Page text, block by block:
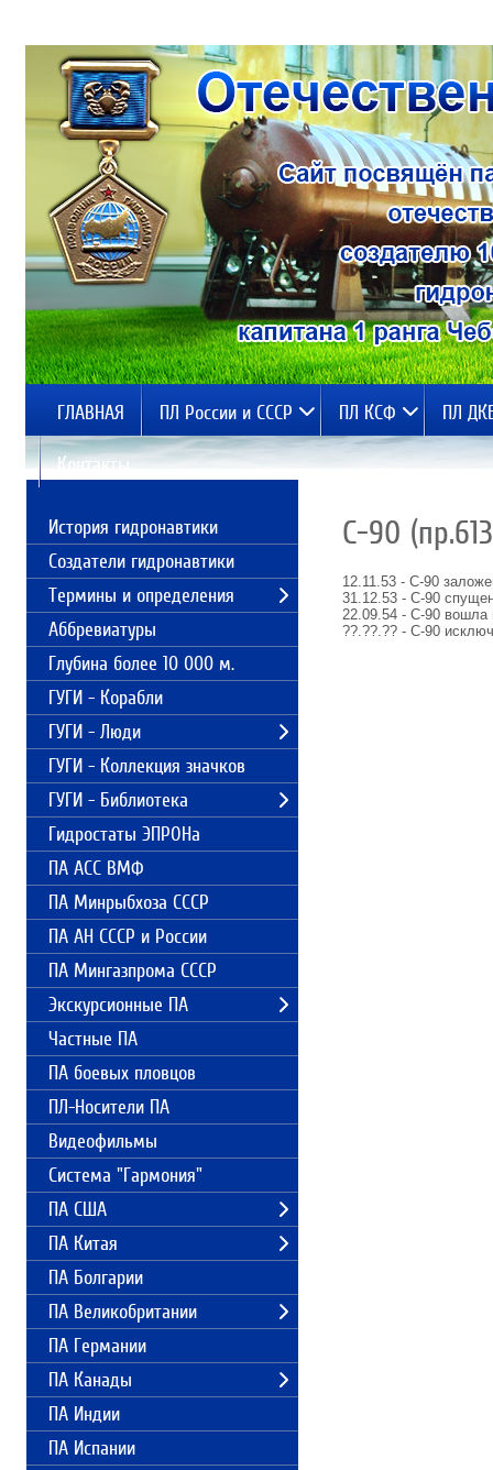
ГЛАВНАЯ ПЛ России и СССР ПЛ КСФ ПЛ
Контакты
История гидронавтики
Создатели гидронавтики
Термины и определения
Аббревиатуры
Глубина более 10 000 м.
ГУГИ - Корабли
ГУГИ - Люди
ГУГИ - Коллекция значков
ГУГИ - Библиотека
Гидростаты ЭПРОНа
ПА АСС ВМФ
ПА Минрыбхоза СССР
ПА АН СССР и России
ПА Мингазпрома СССР
Экскурсионные ПА
Частные ПА
ПА боевых пловцов
ПЛ-Носители ПА
Видеофильмы
Система "Гармония"
ПА США
ПА Китая
ПА Болгарии
ПА Великобритании
ПА Германии
ПА Канады
ПА Индии
ПА Испании
С-90
12.11.53 - С-90
31.12.53 - С-90
22.09.54 - С-90 вошла
??.??.?? - С-90